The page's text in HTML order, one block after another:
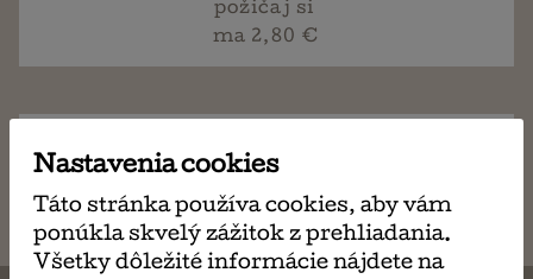
požičaj si
ma 2,80 €
napísať
Nastavenia cookies
Táto stránka používa cookies, aby vám
ponúkla skvelý zážitok z prehliadania.
Všetky dôležité informácie nájdete na